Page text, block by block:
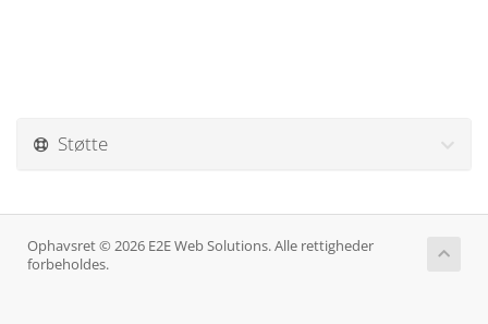
Støtte
Ophavsret © 2026 E2E Web Solutions. Alle rettigheder
forbeholdes.